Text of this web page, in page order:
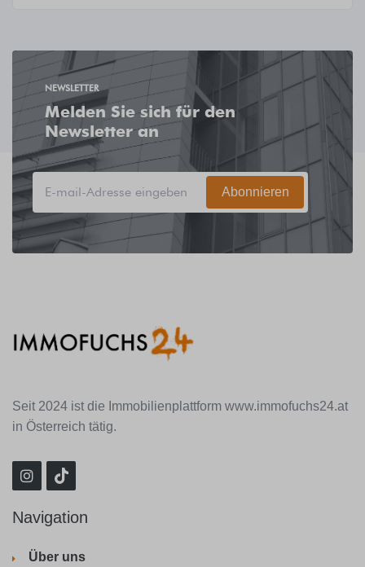
NEWSLETTER
Melden Sie sich für den
Newsletter an
Abonnieren
Seit 2024 ist die Immobilienplattform www.immofuchs24.at
in Österreich tätig.
Navigation
Über uns